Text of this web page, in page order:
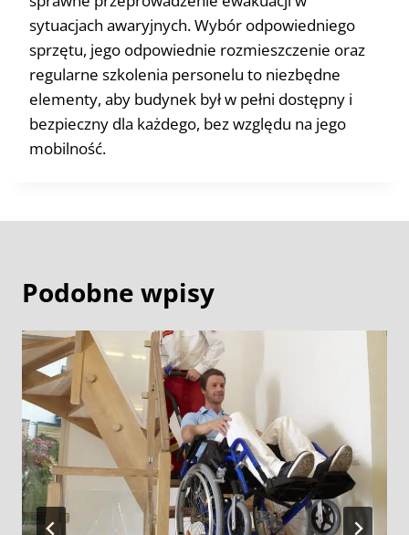
sytuacjach awaryjnych. Wybór odpowiedniego
sprzętu, jego odpowiednie rozmieszczenie oraz
regularne szkolenia personelu to niezbędne
elementy, aby budynek był w pełni dostępny i
bezpieczny dla każdego, bez względu na jego
mobilność.
Podobne wpisy